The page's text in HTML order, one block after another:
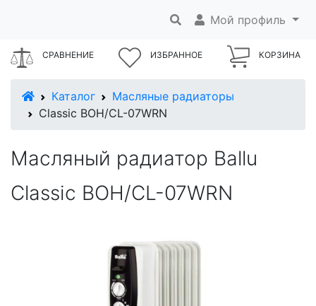
Мой профиль
СРАВНЕНИЕ ИЗБРАННОЕ КОРЗИНА
В начало
Каталог
Масляные радиаторы
Classic BOH/CL-07WRN
Масляный радиатор Ballu
Classic BOH/CL-07WRN